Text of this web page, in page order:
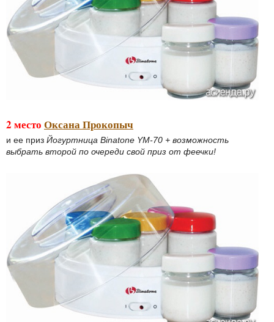
2 место Оксана Прокопыч
и ее приз Йогуртница Binatone YM-70 + возможность
выбрать второй по очереди свой приз от феечки!